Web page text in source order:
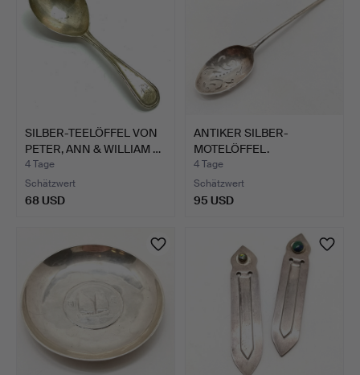
SILBER-TEELÖFFEL VON
PETER, ANN & WILLIAM …
4 Tage
Schätzwert
68 USD
ANTIKER SILBER-
MOTELÖFFEL.
4 Tage
Schätzwert
95 USD